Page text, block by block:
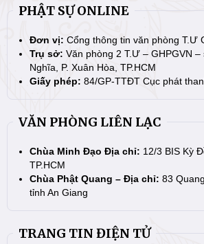
PHẬT SỰ ONLINE
Đơn vị: Cổng thông tin văn phòng T.Ư
Trụ sở: Văn phòng 2 T.Ư – GHPGVN
Nghĩa, P. Xuân Hòa, TP.HCM
Giấy phép: 84/GP-TTĐT Cục phát
VĂN PHÒNG LIÊN LẠC
Chùa Minh Đạo Địa chỉ: 12/3 BIS Kỳ
TP.HCM
Chùa Phật Quang – Địa chỉ: 83
tỉnh An Giang
TRANG TIN ĐIỆN TỬ